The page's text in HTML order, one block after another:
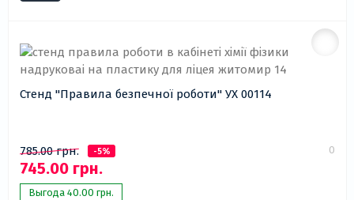
Стенд "Правила безпечної роботи" УХ 00114
785.00 грн. -5%
745.00 грн.
Выгода 40.00 грн.
0